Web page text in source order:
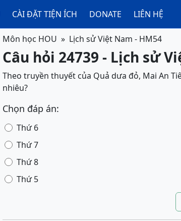
CÀI ĐẶT TIỆN ÍCH DONATE LIÊN HỆ
Môn học HOU Lịch sử Việt Nam - HM54
Câu hỏi 24739 - Lịch sử
Theo truyền thuyết của Quả dưa đỏ, Mai An
nhiêu?
Chọn đáp án:
Thứ 6
Thứ 7
Thứ 8
Thứ 5